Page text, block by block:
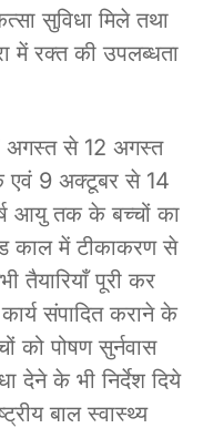
सुविधा मिले तथा
में रक्त की उपलब्धता
अगस्त से 12 अगस्त
एवं 9 अक्टूबर से 14
आयु तक के बच्चों का
काल में टीकाकरण से
तैयारियाँ पूरी कर
संपादित कराने के
को पोषण सुर्नवास
देने के भी निर्देश दिये
बाल स्वास्थ्य